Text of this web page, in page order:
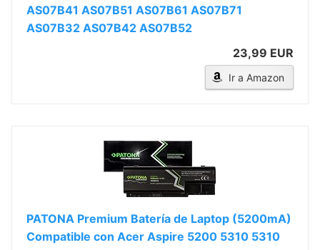
AS07B41 AS07B51 AS07B61 AS07B71
AS07B32 AS07B42 AS07B52
23,99 EUR
Ir a Amazon
PATONA Premium Batería de Laptop (5200mA)
Compatible con Acer Aspire 5200 5310 5310